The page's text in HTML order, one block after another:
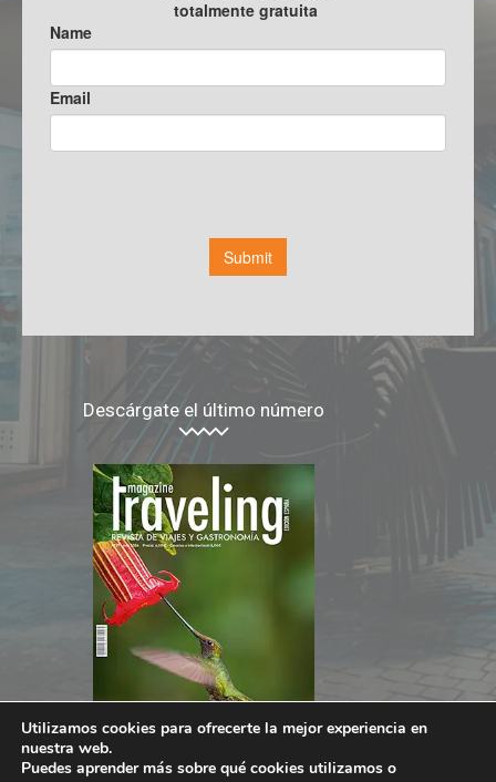
Descárgate el último número
Utilizamos cookies para ofrecerte la mejor experiencia en
nuestra web.
Puedes aprender más sobre qué cookies utilizamos o